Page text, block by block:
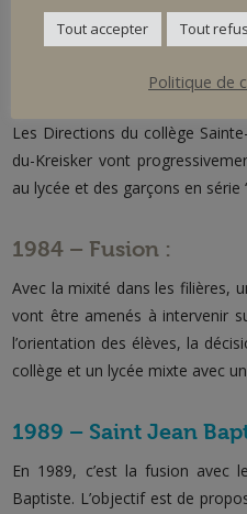
faire appel à des professeurs
1969 – Mixité :
Les Directions du collège
du-Kreisker vont
au lycée et des garçons en série
1984 – Fusion :
Avec la mixité dans les filières,
vont être amenés à intervenir
l’orientation des élèves, la
collège et un lycée mixte avec
1989 – Saint Jean
En 1989, c’est la fusion avec
Baptiste. L’objectif est de
Tout accepter Tout
Politique de